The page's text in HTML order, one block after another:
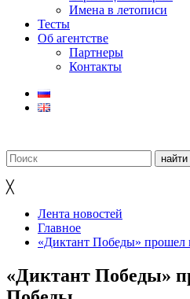
Имена в летописи
Тесты
Об агентстве
Партнеры
Контакты
╳
Лента новостей
Главное
«Диктант Победы»
«Диктант Победы»